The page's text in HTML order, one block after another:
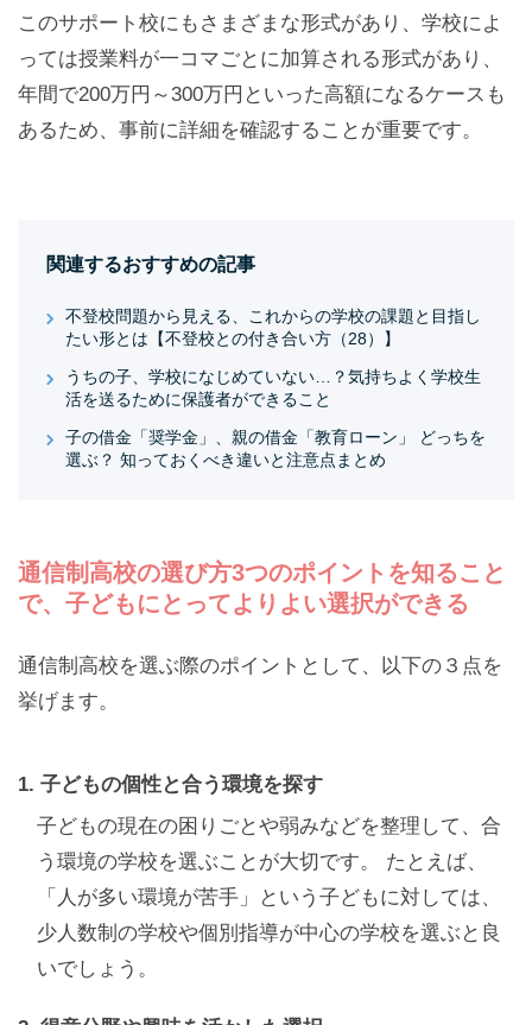
このサポート校にもさまざまな形式があり、学校によ
っては授業料が一コマごとに加算される形式があり、
年間で200万円～300万円といった高額になるケースも
あるため、事前に詳細を確認することが重要です。
関連するおすすめの記事
不登校問題から見える、これからの学校の課題と目指し
たい形とは【不登校との付き合い方（28）】
うちの子、学校になじめていない…？気持ちよく学校生
活を送るために保護者ができること
子の借金「奨学金」、親の借金「教育ローン」 どっちを
選ぶ？ 知っておくべき違いと注意点まとめ
通信制高校の選び方3つのポイントを知ること
で、子どもにとってよりよい選択ができる
通信制高校を選ぶ際のポイントとして、以下の３点を
挙げます。
1. 子どもの個性と合う環境を探す
子どもの現在の困りごとや弱みなどを整理して、合
う環境の学校を選ぶことが大切です。 たとえば、
「人が多い環境が苦手」という子どもに対しては、
少人数制の学校や個別指導が中心の学校を選ぶと良
いでしょう。